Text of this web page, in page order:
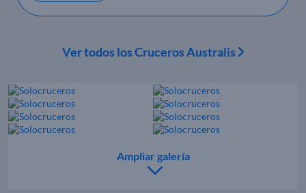
Ver todos los Cruceros Australis
Ampliar galería